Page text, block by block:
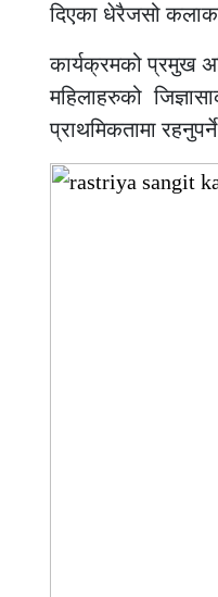
दिएका धेरैजसो
कार्यक्रमको प्रमुख
महिलाहरुको
प्राथमिकतामा